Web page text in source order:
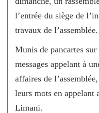
l’entrée du siège de
travaux de l’assemblée.
Munis de pancartes
messages appelant à
affaires de
leurs mots en appelant
Limani.